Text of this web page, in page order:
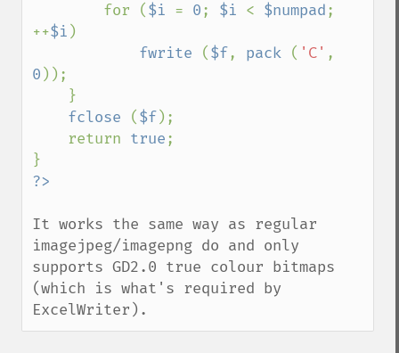
        for (
$i = 0; $i < $numpad;
++$i )
fwrite ($f, pack ( 'C'
0 ));
fclose ($f);
    return
true;
It works the same way as regular
imagejpeg/imagepng do and only
supports GD2.0 true colour bitmaps
(which is what's required by
ExcelWriter).